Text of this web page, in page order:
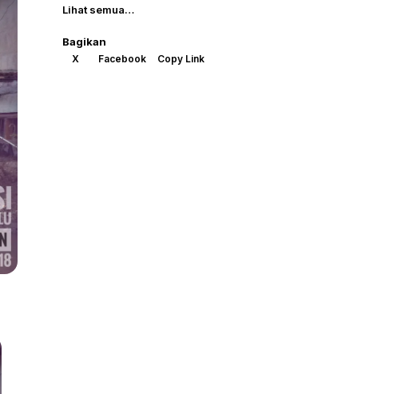
Lihat semua…
Bagikan
X Facebook Copy Link